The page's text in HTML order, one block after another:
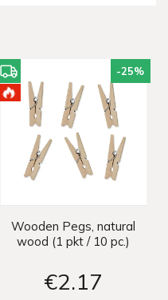
-25%
Wooden Pegs, natural
wood (1 pkt / 10 pc.)
€2 17